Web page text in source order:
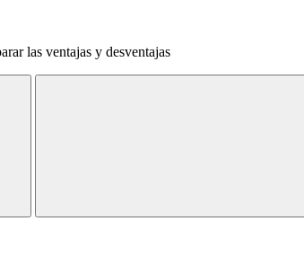
las ventajas y desventajas